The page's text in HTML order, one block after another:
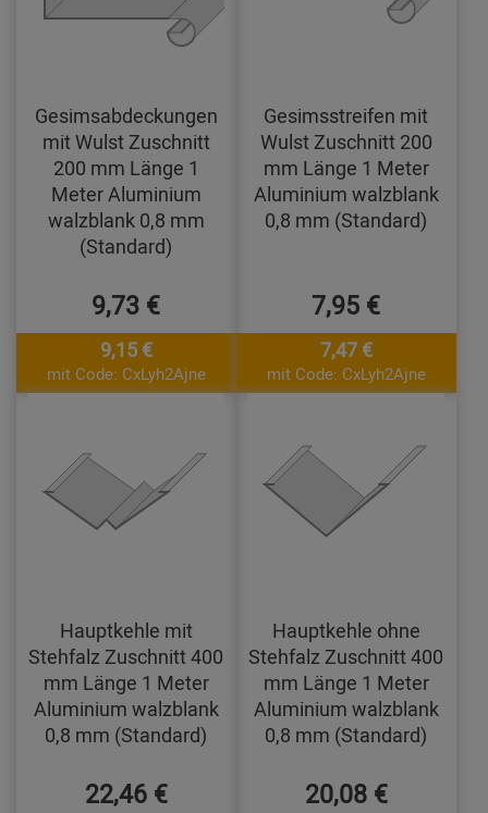
Gesimsabdeckungen
mit Wulst Zuschnitt
200 mm Länge 1
Meter Aluminium
walzblank 0,8 mm
(Standard)
9,73 €
9,15 €
mit Code: CxLyh2Ajne
Gesimsstreifen mit
Wulst Zuschnitt 200
mm Länge 1 Meter
Aluminium walzblank
0,8 mm (Standard)
7,95 €
7,47 €
mit Code: CxLyh2Ajne
Hauptkehle mit
Stehfalz Zuschnitt 400
mm Länge 1 Meter
Aluminium walzblank
0,8 mm (Standard)
22,46 €
Hauptkehle ohne
Stehfalz Zuschnitt 400
mm Länge 1 Meter
Aluminium walzblank
0,8 mm (Standard)
20,08 €